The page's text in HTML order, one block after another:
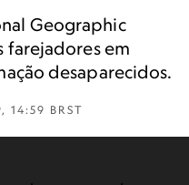
Geographic
farejadores em
desaparecidos.
14:59 BRST